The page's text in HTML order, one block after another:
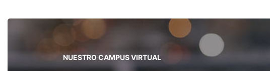
NUESTRO CAMPUS VIRTUAL